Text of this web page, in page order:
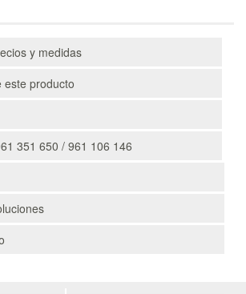
y medidas
este producto
351 650 / 961 106 146